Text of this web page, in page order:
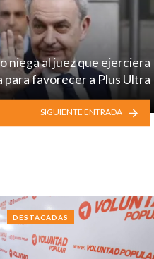
niega al juez que ejerciera
para favorecer a Plus Ultra
SIGUIENTE ENTRADA
DESTACADAS